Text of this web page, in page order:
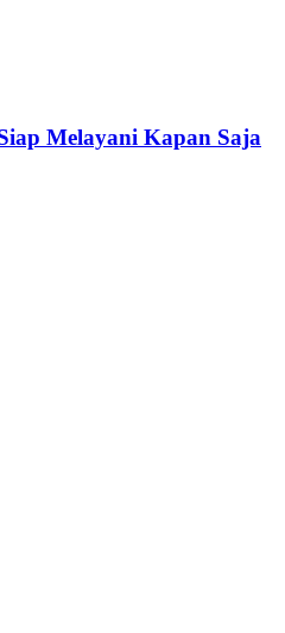
Melayani Kapan Saja